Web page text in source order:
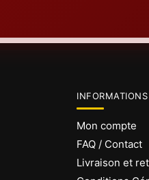
INFORMATIONS
Mon compte
FAQ / Contact
Livraison et